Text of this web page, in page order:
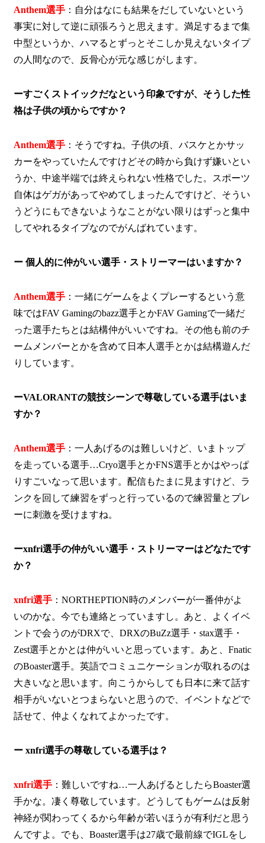
Anthem選手 ：自分はなにも結果をだしていないという
事実に対して逆に頑張ろうと思えます。満足するまで集
中型というか、ハマるとずっとそこしか見えないタイプ
の人間なので、反骨心が元な感じがします。
ーすごくストイックだなという印象ですが、そうした性
格は子供の頃からですか？
Anthem選手 ：そうですね。子供の頃、バスケとかサッ
カーをやっていたんですけどその時から負けず嫌いとい
うか、中途半端では終えられない性格でした。スポーツ
自体はゲガがあってやめてしまったんですけど、そうい
うどうにもできないようなことがない限りはずっと集中
してやれるタイプなのでがんばれています。
ー 個人的に仲がいい選手・ストリーマーはいますか？
Anthem選手 ：一緒にゲームをよくプレーするという意
味ではFAV Gamingのbazz選手とかFAV Gamingで一緒だ
った選手たちとは結構仲がいいですね。その他も前のチ
ームメンバーとかを含めて日本人選手とかは結構遊んだ
りしています。
ーVALORANTの競技シーンで尊敬している選手はいま
すか？
Anthem選手 ：一人あげるのは難しいけど、いまトップ
を走っている選手…Cryo選手とかFNS選手とかはやっぱ
りすごいなって思います。配信もたまに見ますけど、ラ
ンクを回して練習をずっと行っているので練習量とプレ
ーに刺激を受けますね。
ーxnfri選手の仲がいい選手・ストリーマーはどなたです
か？
xnfri選手 ：NORTHEPTION時のメンバーが一番仲がよ
いのかな。今でも連絡とっていますし。あと、よくイベ
ントで会うのがDRXで、DRXのBuZz選手・stax選手・
Zest選手とかとは仲がいいと思っています。あと、Fnatic
のBoaster選手。英語でコミュニケーションが取れるのは
大きいなと思います。向こうからしても日本に来て話す
相手がいないとつまらないと思うので、イベントなどで
話せて、仲よくなれてよかったです。
ー xnfri選手の尊敬している選手は？
xnfri選手 ：難しいですね…一人あげるとしたらBoaster選
手かな。凄く尊敬しています。どうしてもゲームは反射
神経が関わってくるから年齢が若いほうが有利だと思う
んですよ。でも、Boaster選手は27歳で最前線でIGLをし